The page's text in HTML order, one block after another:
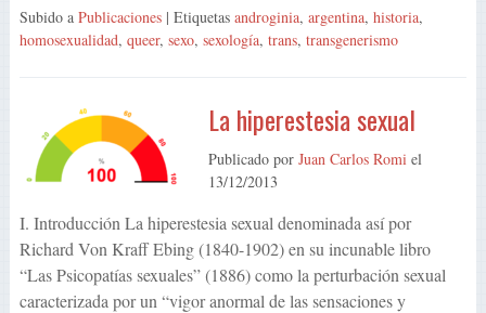
Subido a Publicaciones | Etiquetas androginia, argentina, historia,
homosexualidad, queer, sexo, sexología, trans, transgenerismo
La hiperestesia sexual
Publicado por Juan Carlos Romi el
13/12/2013
I. Introducción La hiperestesia sexual denominada así por
Richard Von Kraff Ebing (1840-1902) en su incunable libro
“Las Psicopatías sexuales” (1886) como la perturbación sexual
caracterizada por un “vigor anormal de las sensaciones y